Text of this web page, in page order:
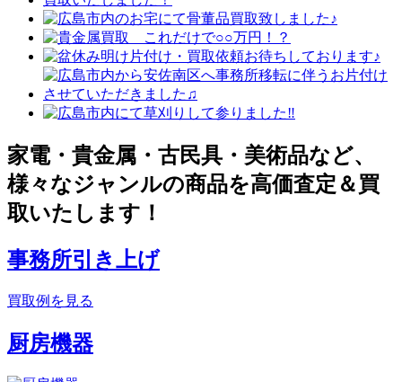
家電・貴金属・古民具・美術品など、
様々なジャンルの商品を高価査定＆買
取いたします！
事務所引き上げ
買取例を見る
厨房機器